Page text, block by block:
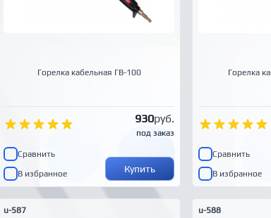
Горелка кабельная ГВ-100
930руб.
под заказ
Сравнить
В избранное
Купить
Горелка
Сравнить
В избранное
u-587 u-588